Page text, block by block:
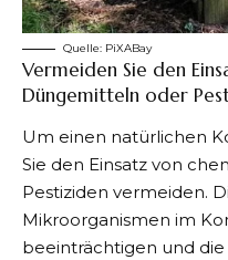
Quelle: PiXABay
Vermeiden Sie den
Düngemitteln oder
Um einen natürlichen
Sie den Einsatz von
Pestiziden vermeiden.
Mikroorganismen im
beeinträchtigen und